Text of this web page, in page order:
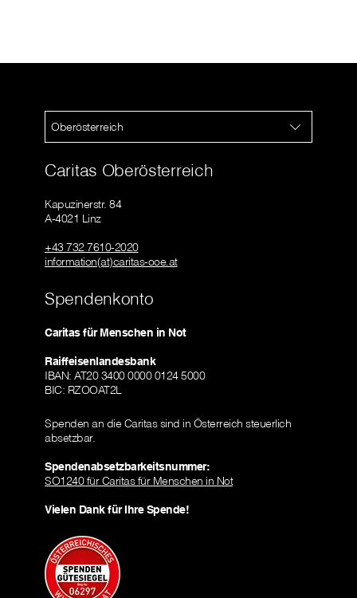
Oberösterreich
Caritas Oberösterreich
Kapuzinerstr. 84
A-4021 Linz
+43 732 7610-2020
information(at)caritas-ooe.at
Spendenkonto
Caritas für Menschen in Not
Raiffeisenlandesbank
IBAN: AT20 3400 0000 0124 5000
BIC: RZOOAT2L
Spenden an die Caritas sind in Österreich steuerlich
absetzbar.
Spendenabsetzbarkeitsnummer:
SO1240 für Caritas für Menschen in Not
Vielen Dank für Ihre Spende!